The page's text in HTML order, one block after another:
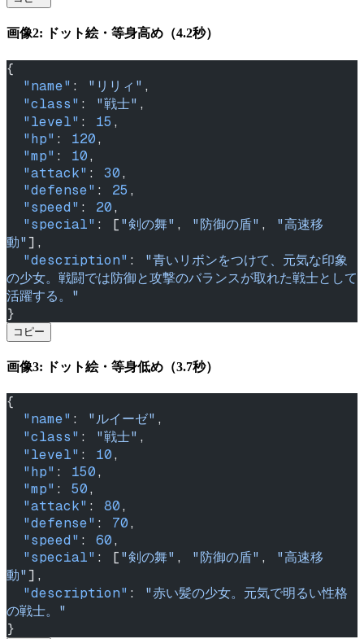
画像2: ドット絵・等身高め（4.2秒）
{
  "name"
: "リリィ" ,
  "class"
: "戦士" ,
  "level"
: 15 ,
  "hp"
: 120,
  "mp"
: 10,
  "attack"
: 30,
  "defense"
: 25 ,
  "speed"
: 20,
  "special"
: ["剣の舞" , "防御の盾" , "高速移
動"],
  "description"
: "青いリボンをつけて、元気な印象
の少女。戦闘では防御と攻撃のバランスが取れた戦士として
活躍する。"
}
コピー
画像3: ドット絵・等身低め（3.7秒）
{
  "name"
: "ルイーゼ" ,
  "class"
: "戦士" ,
  "level"
: 10,
  "hp"
: 150,
  "mp"
: 50,
  "attack"
: 80,
  "defense"
: 70,
  "speed"
: 60,
  "special"
: ["剣の舞" , "防御の盾" , "高速移
動"],
  "description"
: "赤い髪の少女。元気で明るい性格
の戦士。"
}